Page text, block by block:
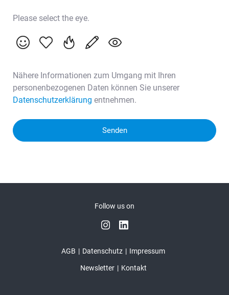
Please select the eye.
Nähere Informationen zum Umgang mit Ihren
personenbezogenen Daten können Sie unserer
Datenschutzerklärung entnehmen.
Senden
AGB Datenschutz Impressum
Newsletter Kontakt
Follow us on